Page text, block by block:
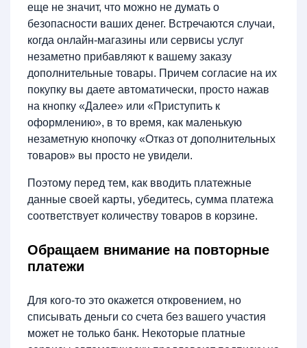
еще не значит, что можно не думать о
безопасности ваших денег. Встречаются случаи,
когда онлайн-магазины или сервисы услуг
незаметно прибавляют к вашему заказу
дополнительные товары. Причем согласие на их
покупку вы даете автоматически, просто нажав
на кнопку «Далее» или «Приступить к
оформлению», в то время, как маленькую
незаметную кнопочку «Отказ от дополнительных
товаров» вы просто не увидели.
Поэтому перед тем, как вводить платежные
данные своей карты, убедитесь, сумма платежа
соответствует количеству товаров в корзине.
Обращаем внимание на повторные
платежи
Для кого-то это окажется откровением, но
списывать деньги со счета без вашего участия
может не только банк. Некоторые платные